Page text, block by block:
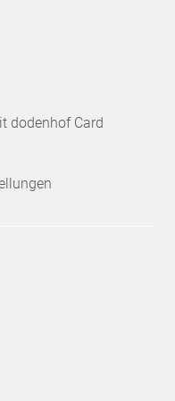
dodenhof Card